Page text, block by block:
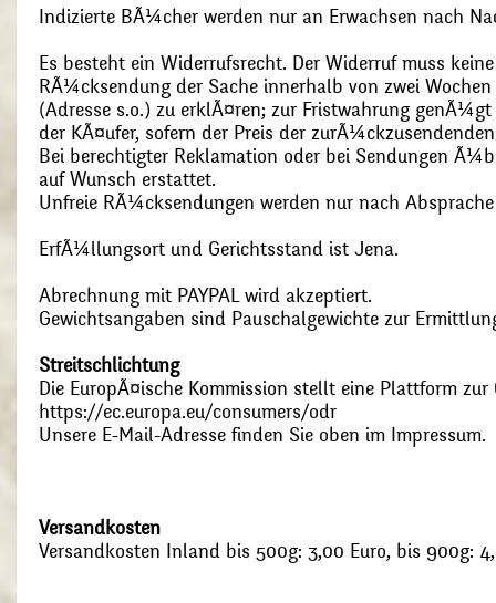
Indizierte BÃ¼cher werden nur an Erwachsen nach
Es besteht ein Widerrufsrecht. Der Widerruf muss
RÃ¼cksendung der Sache innerhalb von zwei
(Adresse s.o.) zu erklÃ¤ren; zur Fristwahrung
der KÃ¤ufer, sofern der Preis der
Bei berechtigter Reklamation oder bei Sendungen
auf Wunsch erstattet.
Unfreie RÃ¼cksendungen werden nur nach
ErfÃ¼llungsort und Gerichtsstand ist Jena.
Abrechnung mit PAYPAL wird akzeptiert.
Gewichtsangaben sind Pauschalgewichte zur
Streitschlichtung
Die EuropÃ¤ische Kommission stellt eine Plattform
https://ec.europa.eu/consumers/odr
Unsere E-Mail-Adresse finden Sie oben im Impressum.
Versandkosten
Versandkosten Inland bis 500g: 3,00 Euro, bis 900g: